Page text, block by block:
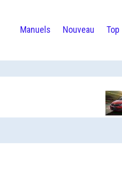
Manuels Nouveau Top